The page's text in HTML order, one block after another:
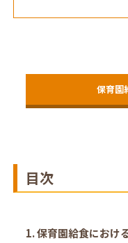
保育園
目次
1. 保育園給食におけ